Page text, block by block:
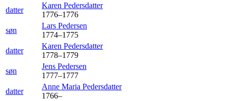
datter
Karen Pedersdatter
1776–1776
søn
Lars Pedersen
1774–1775
datter
Karen Pedersdatter
1778–1779
søn
Jens Pedersen
1777–1777
datter
Anne Maria Pedersdatter
1766–